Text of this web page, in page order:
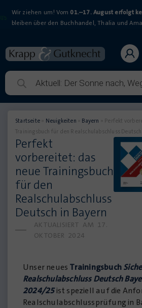
Wir ziehen um! Vom 01.–17. August erfolgt
bleiben über den Buchhandel, Thalia und
Startseite » Neuigkeiten » Bayern » Perfekt
Trainingsbuch für den Realschulabschluss
Perfekt
vorbereitet: das
neue Trainingsbuch
für den
Realschulabschluss
Deutsch in Bayern
AKTUALISIERT AM 17.
OKTOBER 2024
Unser neues Trainingsbuch
Realschulabschluss Deutsch
2024/25ist speziell auf die
Realschulabschlussprüfung in